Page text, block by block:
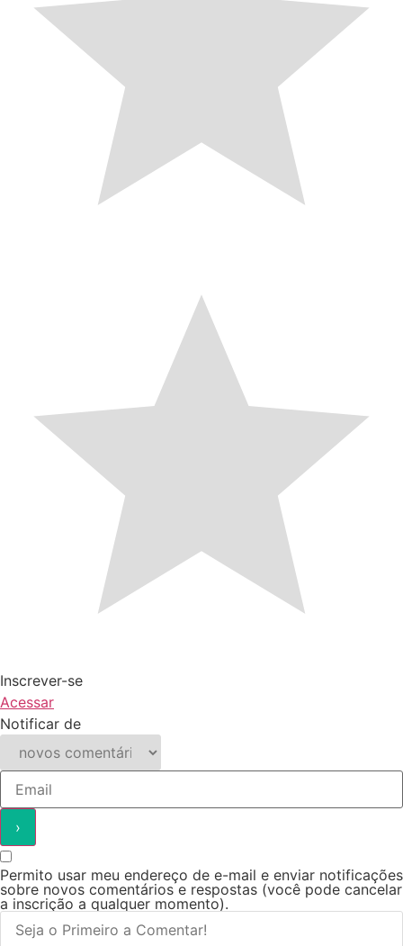
Inscrever-se
Acessar
Notificar de
Permito usar meu endereço de e-mail e enviar notificações
sobre novos comentários e respostas (você pode cancelar
a inscrição a qualquer momento).